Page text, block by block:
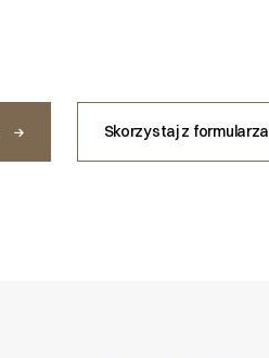
Skorzystaj z formularza